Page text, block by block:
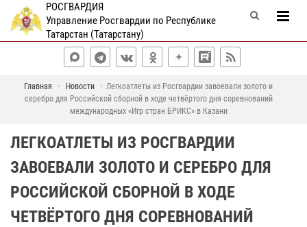
РОСГВАРДИЯ
Управление Росгвардии по Республике
Татарстан (Татарстану)
Главная Новости
Легкоатлеты из Росгвардии завоевали золото и
серебро для Российской сборной в ходе четвёртого дня соревнований
международных «Игр стран БРИКС» в Казани
ЛЕГКОАТЛЕТЫ ИЗ РОСГВАРДИИ
ЗАВОЕВАЛИ ЗОЛОТО И СЕРЕБРО ДЛЯ
РОССИЙСКОЙ СБОРНОЙ В ХОДЕ
ЧЕТВЁРТОГО ДНЯ СОРЕВНОВАНИЙ